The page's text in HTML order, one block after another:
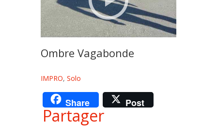
Ombre Vagabonde
IMPRO, Solo
Share Post
Partager